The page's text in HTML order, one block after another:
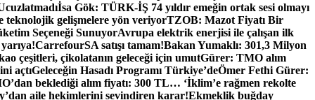
İsa Gök: TÜRK-İŞ 74 yıldır emeğin ortak sesi olmayı
teknolojik gelişmelere yön veriyorTZOB: Mazot Fiyatı Bir
Seçeneği SunuyorAvrupa elektrik enerjisi ile çalışan ilk
CarrefourSA satışı tamam!Bakan Yumaklı: 301,3 Milyon
çeşitleri, çikolatanın geleceği için umutGürer: TMO alım
açtıGeleceğin Hasadı Programı Türkiye’deÖmer Fethi Gürer:
beklediği alım fiyatı: 300 TL… ‘İklim’e rağmen rekolte
aile hekimlerini sevindiren karar!Ekmeklik buğday